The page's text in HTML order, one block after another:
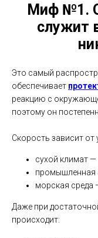
Миф №1.
служит
Это самый
обеспечивает
реакцию с
поэтому он
Скорость зависит от
сухой климат
промышленная
морская среда
Даже при
происходит: